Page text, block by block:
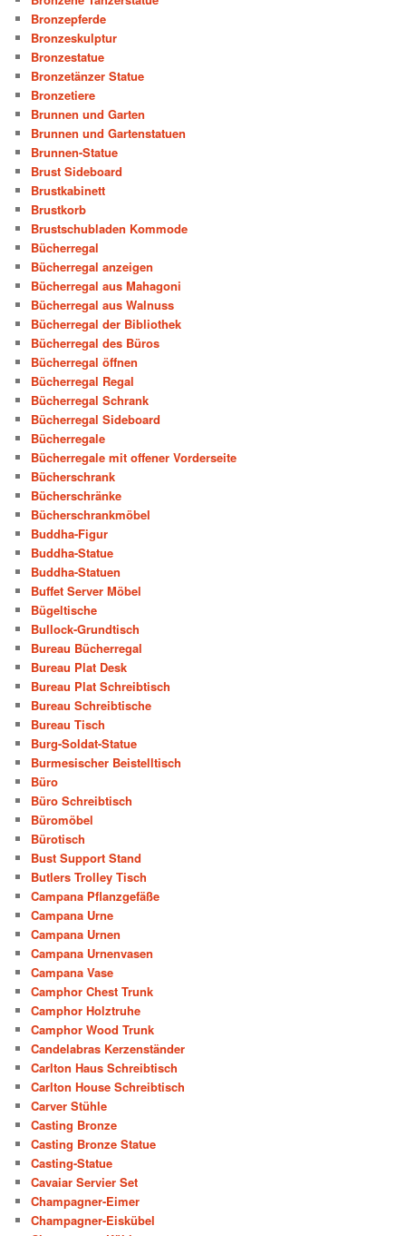
Bronzepferde
Bronzeskulptur
Bronzestatue
Bronzetänzer Statue
Bronzetiere
Brunnen und Garten
Brunnen und Gartenstatuen
Brunnen-Statue
Brust Sideboard
Brustkabinett
Brustkorb
Brustschubladen Kommode
Bücherregal
Bücherregal anzeigen
Bücherregal aus Mahagoni
Bücherregal aus Walnuss
Bücherregal der Bibliothek
Bücherregal des Büros
Bücherregal öffnen
Bücherregal Regal
Bücherregal Schrank
Bücherregal Sideboard
Bücherregale
Bücherregale mit offener Vorderseite
Bücherschrank
Bücherschränke
Bücherschrankmöbel
Buddha-Figur
Buddha-Statue
Buddha-Statuen
Buffet Server Möbel
Bügeltische
Bullock-Grundtisch
Bureau Bücherregal
Bureau Plat Desk
Bureau Plat Schreibtisch
Bureau Schreibtische
Bureau Tisch
Burg-Soldat-Statue
Burmesischer Beistelltisch
Büro
Büro Schreibtisch
Büromöbel
Bürotisch
Bust Support Stand
Butlers Trolley Tisch
Campana Pflanzgefäße
Campana Urne
Campana Urnen
Campana Urnenvasen
Campana Vase
Camphor Chest Trunk
Camphor Holztruhe
Camphor Wood Trunk
Candelabras Kerzenständer
Carlton Haus Schreibtisch
Carlton House Schreibtisch
Carver Stühle
Casting Bronze
Casting Bronze Statue
Casting-Statue
Cavaiar Servier Set
Champagner-Eimer
Champagner-Eiskübel